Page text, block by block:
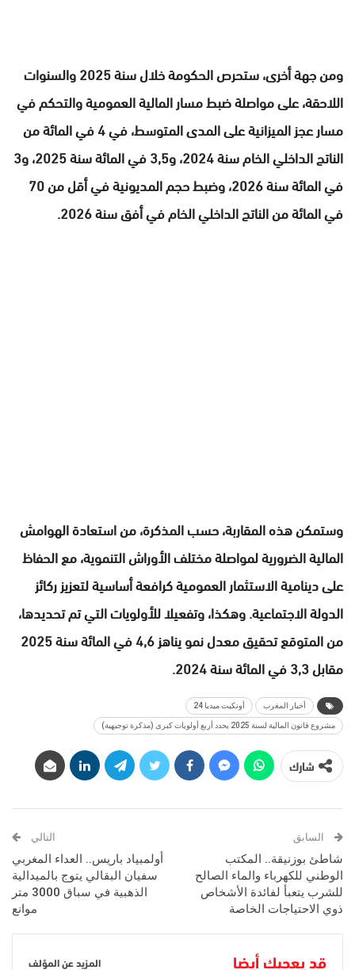
ومن جهة أخرى، ستحرص الحكومة خلال سنة 2025 والسنوات
اللاحقة، على مواصلة ضبط مسار المالية العمومية والتحكم في
مسار عجز الميزانية على المدى المتوسط، في 4 في المائة من
الناتج الداخلي الخام سنة 2024، و3,5 في المائة سنة 2025، و3
في المائة سنة 2026، وضبط حجم المديونية في أقل من 70
في المائة من الناتج الداخلي الخام في أفق سنة 2026.
وستمكن هذه المقاربة، حسب المذكرة، من استعادة الهوامش
المالية الضرورية لمواصلة مختلف الأوراش التنموية، مع الحفاظ
على دينامية الاستثمار العمومية كرافعة أساسية لتعزيز ركائز
الدولة الاجتماعية. وهكذا، وتفعيلا للأولويات التي تم تحديدها،
من المتوقع تحقيق معدل نمو يناهز 4,6 في المائة سنة 2025
مقابل 3,3 في المائة سنة 2024.
أخبار المغرب أونكيت ميديا 24
مشروع قانون المالية لسنة 2025 يحدد أربع أولويات كبرى (مذكرة توجيهية)
شارك
السابق
شاطئ بوزنيقة.. المكتب
الوطني للكهرباء والماء الصالح
للشرب يتعبأ لفائدة الأشخاص
ذوي الاحتياجات الخاصة
التالي
أولمبياد باريس.. العداء المغربي
سفيان البقالي يتوج بالميدالية
الذهبية في سباق 3000 متر
موانع
قد يعجبك أيضا المزيد عن المؤلف